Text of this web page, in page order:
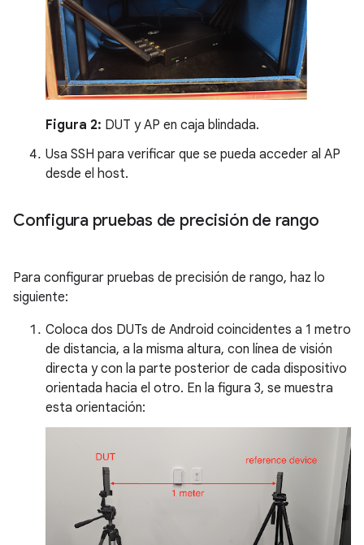
Figura 2: DUT y AP en caja blindada.
Usa SSH para verificar que se pueda acceder al AP
desde el host.
Configura pruebas de precisión de rango
Para configurar pruebas de precisión de rango, haz lo
siguiente:
Coloca dos DUTs de Android coincidentes a 1 metro
de distancia, a la misma altura, con línea de visión
directa y con la parte posterior de cada dispositivo
orientada hacia el otro. En la figura 3, se muestra
esta orientación: